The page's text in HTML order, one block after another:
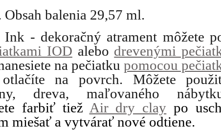
balenia 29,57 ml.
- dekoračný atrament môžete
IOD alebo drevenými
na pečiatku pomocou
na povrch. Môžete
dreva, maľovaného
farbiť tiež Air dry clay po
miešať a vytvárať nové odtiene.